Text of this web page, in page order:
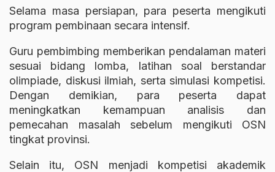
Selama masa persiapan, para peserta mengikuti
program pembinaan secara intensif.
Guru pembimbing memberikan pendalaman materi
sesuai bidang lomba, latihan soal berstandar
olimpiade, diskusi ilmiah, serta simulasi kompetisi.
Dengan demikian, para peserta dapat
meningkatkan kemampuan analisis dan
pemecahan masalah sebelum mengikuti OSN
tingkat provinsi.
Selain itu, OSN menjadi kompetisi akademik